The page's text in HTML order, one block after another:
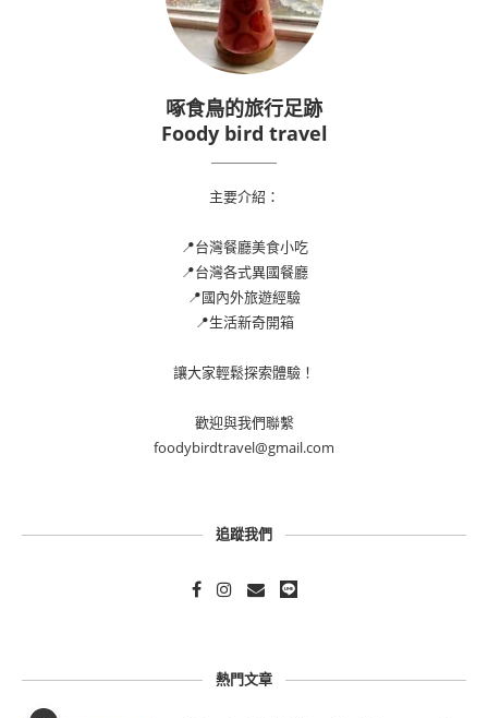
啄食鳥的旅行足跡
Foody bird travel
主要介紹：
📍台灣餐廳美食小吃
📍台灣各式異國餐廳
📍國內外旅遊經驗
📍生活新奇開箱
讓大家輕鬆探索體驗！
歡迎與我們聯繫
foodybirdtravel@gmail.com
追蹤我們
熱門文章